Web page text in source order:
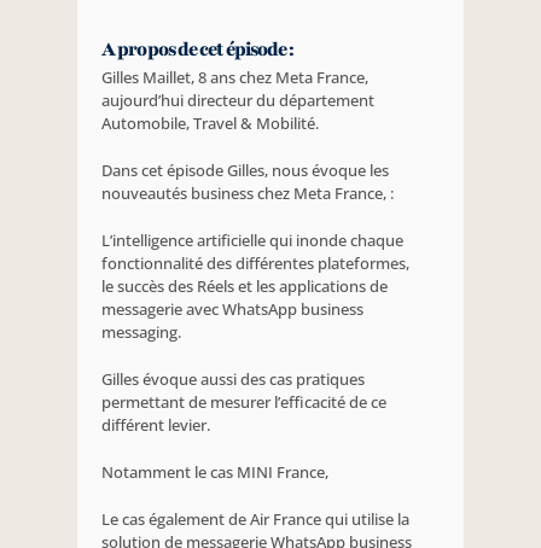
Gilles Maillet, 8 ans chez Meta France,
aujourd’hui directeur du département
Automobile, Travel & Mobilité.
Dans cet épisode Gilles, nous évoque les
nouveautés business chez Meta France, :
L’intelligence artificielle qui inonde chaque
fonctionnalité des différentes plateformes,
le succès des Réels et les applications de
messagerie avec WhatsApp business
messaging.
Gilles évoque aussi des cas pratiques
permettant de mesurer l’efficacité de ce
différent levier.
Notamment le cas MINI France,
Le cas également de Air France qui utilise la
solution de messagerie WhatsApp business
A propos de cet épisode :